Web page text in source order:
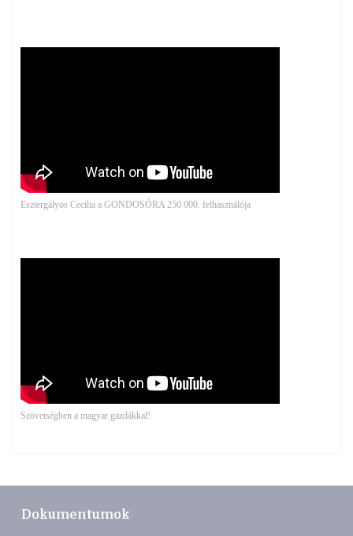
Esztergályos Cecília a GONDOSÓRA 250 000. felhasználója
Szövetségben a magyar gazdákkal!
Dokumentumok